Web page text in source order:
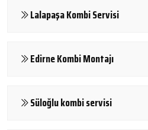
Lalapaşa Kombi Servisi
Edirne Kombi Montajı
Süloğlu kombi servisi